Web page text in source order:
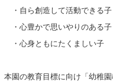
・自ら創造して活動できる子
・心豊かで思いやりのある子
・心身ともにたくましい子
本園の教育目標に向け「幼稚